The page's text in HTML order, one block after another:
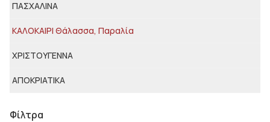
ΠΑΣΧΑΛΙΝΑ
ΚΑΛΟΚΑΙΡΙ Θάλασσα, Παραλία
ΧΡΙΣΤΟΥΓΕΝΝΑ
ΑΠΟΚΡΙΑΤΙΚΑ
Φίλτρα